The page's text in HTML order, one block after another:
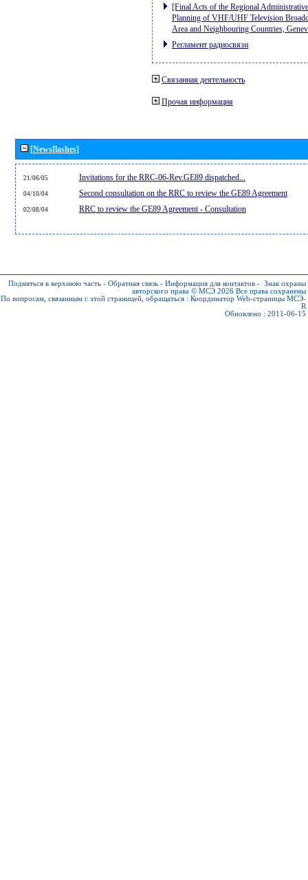
[Final Acts of the Regional
Planning of VHF/UHF Television
Area and Neighbouring Countries,
Регламент радиосвязи
Связанная деятельность
Прочая информация
[Newsflashes]
21/06/05 Invitations for the RRC-06-Rev.GE89 dispatched...
04/10/04 Second consultation on the RRC to review the GE89 Agreement
02/08/04 RRC to review the GE89 Agreement - Consultation
Подняться в верхнюю часть - Обратная связь - Информация для контактов - Знак охраны
авторского права © МСЭ 2026 Все права сохранены
По вопросам, связанным с этой страницей, обращаться : Координатор Web-страницы МСЭ-
R
Обновлено : 2011-06-15